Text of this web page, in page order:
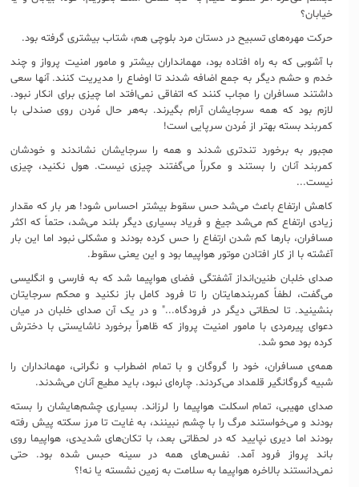
خیابان؟
حرکت مهره‌های تسبیح در دستان مرد بلوچی هم، شتاب بیشتری گرفته بود.
با آشوبی که به راه افتاده بود، مهمانداران بیشتر و مامور امنیت پرواز و چند
خدم و حشم دیگر به جمع اضافه شدند تا اوضاع را مدیریت کنند. آنها سعی
داشتند مسافران را مجاب کنند که اتفاقی نمی‌افتد اما چیزی برای انکار نبود.
لازم بود که همه سرجایشان آرام بگیرند. به‌هر حال مُردن روی صندلی با
کمربند بسته بهتر از مُردن سرپایی است!
مجبور به برخورد تندتری شدند و همه را سرجایشان نشاندند و خودشان
کمربند آنان را بستند و مکرراً می‌گفتند چیزی نیست. هول نکنید، چیزی
نیست...
کاهش ارتفاع باعث می‌شد حس سقوط بیشتر احساس شود! هر بار که مقدار
زیادی ارتفاع کم می‌شد جیغ و فریاد بسیاری دیگر بلند می‌شد، حتماً که اکثر
مسافران، بارها کم شدن ارتفاع را حس کرده بودند و مشکلی نبود اما این بار
آغشته با از کار افتادن موتور هواپیما بود و این یعنی سقوط.
صدای خلبان طنین‌انداز آشفتگی فضای هواپیما شد که به فارسی و انگلیسی
می‌گفت، لطفاً کمربندهایتان را تا فرود کامل باز نکنید و محکم سرجایتان
بنشینید. تا لحظاتی دیگر در فرودگاه..." و در یک آن صدای خلبان در میان
دعوای پیرمردی با مامور امنیت پرواز که ظاهراً برخورد ناشایستی با دخترش
کرده بود محو شد.
همه‌ی مسافران، خود را گروگان و با تمام اضطراب و نگرانی، مهمانداران را
شبیه گروگانگیر قلمداد می‌کردند. چاره‌ای نبود، باید مطیع آنان می‌شدند.
صدای مهیبی، تمام اسکلت هواپیما را لرزاند. بسیاری چشم‌هایشان را بسته
بودند و می‌خواستند مرگ را با چشم نبینند، به غایت تا مرز سکته پیش رفته
بودند اما دیری نپایید که در لحظاتی بعد، با تکان‌های شدیدی، هواپیما روی
باند پرواز فرود آمد. نفس‌های همه در سینه حبس شده بود. حتی
نمی‌دانستند بالاخره هواپیما به سلامت به زمین نشسته یا نه!؟